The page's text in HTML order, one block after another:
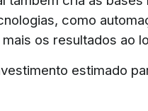
como
os resultados ao
estimado